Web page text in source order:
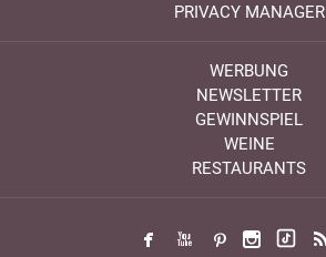
PRIVACY MANAGER
WERBUNG
NEWSLETTER
GEWINNSPIEL
WEINE
RESTAURANTS